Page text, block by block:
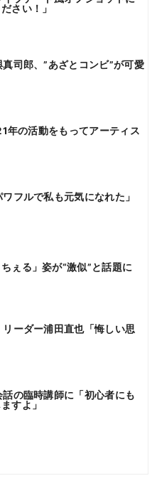
さい！」
司郎、”あざとコンビ”が可愛
年の活動をもってアーティス
フルで私も元気になれた」
ぇる」姿が“激似”と話題に
ーダー浦田直也「悔しい思
の臨時講師に「初心者にも
すよ」